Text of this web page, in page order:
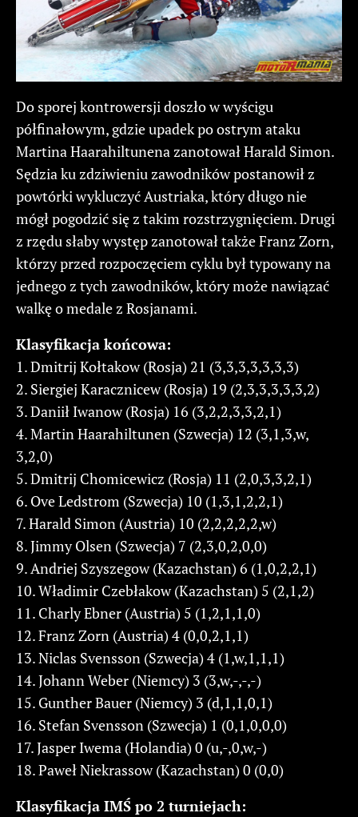
Do sporej kontrowersji doszło w wyścigu
półfinałowym, gdzie upadek po ostrym ataku
Martina Haarahiltunena zanotował Harald Simon.
Sędzia ku zdziwieniu zawodników postanowił z
powtórki wykluczyć Austriaka, który długo nie
mógł pogodzić się z takim rozstrzygnięciem. Drugi
z rzędu słaby występ zanotował także Franz Zorn,
którzy przed rozpoczęciem cyklu był typowany na
jednego z tych zawodników, który może nawiązać
walkę o medale z Rosjanami.
Klasyfikacja końcowa:
1. Dmitrij Kołtakow (Rosja) 21 (3,3,3,3,3,3,3)
2. Siergiej Karacznicew (Rosja) 19 (2,3,3,3,3,3,2)
3. Daniił Iwanow (Rosja) 16 (3,2,2,3,3,2,1)
4. Martin Haarahiltunen (Szwecja) 12 (3,1,3,w,
3,2,0)
5. Dmitrij Chomicewicz (Rosja) 11 (2,0,3,3,2,1)
6. Ove Ledstrom (Szwecja) 10 (1,3,1,2,2,1)
7. Harald Simon (Austria) 10 (2,2,2,2,2,w)
8. Jimmy Olsen (Szwecja) 7 (2,3,0,2,0,0)
9. Andriej Szyszegow (Kazachstan) 6 (1,0,2,2,1)
10. Władimir Czebłakow (Kazachstan) 5 (2,1,2)
11. Charly Ebner (Austria) 5 (1,2,1,1,0)
12. Franz Zorn (Austria) 4 (0,0,2,1,1)
13. Niclas Svensson (Szwecja) 4 (1,w,1,1,1)
14. Johann Weber (Niemcy) 3 (3,w,-,-,-)
15. Gunther Bauer (Niemcy) 3 (d,1,1,0,1)
16. Stefan Svensson (Szwecja) 1 (0,1,0,0,0)
17. Jasper Iwema (Holandia) 0 (u,-,0,w,-)
18. Paweł Niekrassow (Kazachstan) 0 (0,0)
Klasyfikacja IMŚ po 2 turniejach: